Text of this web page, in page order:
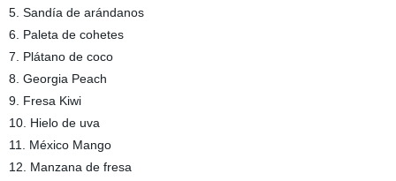
5. Sandía de arándanos
6. Paleta de cohetes
7. Plátano de coco
8. Georgia Peach
9. Fresa Kiwi
10. Hielo de uva
11. México Mango
12. Manzana de fresa